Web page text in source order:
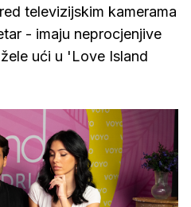
televizijskim kamerama
- imaju neprocjenjive
ući u 'Love Island